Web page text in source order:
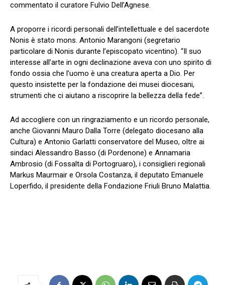
commentato il curatore Fulvio Dell’Agnese.
A proporre i ricordi personali dell’intellettuale e del sacerdote
Nonis è stato mons. Antonio Marangoni (segretario
particolare di Nonis durante l’episcopato vicentino). “Il suo
interesse all’arte in ogni declinazione aveva con uno spirito di
fondo ossia che l’uomo è una creatura aperta a Dio. Per
questo insistette per la fondazione dei musei diocesani,
strumenti che ci aiutano a riscoprire la bellezza della fede”.
Ad accogliere con un ringraziamento e un ricordo personale,
anche Giovanni Mauro Dalla Torre (delegato diocesano alla
Cultura) e Antonio Garlatti conservatore del Museo, oltre ai
sindaci Alessandro Basso (di Pordenone) e Annamaria
Ambrosio (di Fossalta di Portogruaro), i consiglieri regionali
Markus Maurmair e Orsola Costanza, il deputato Emanuele
Loperfido, il presidente della Fondazione Friuli Bruno Malattia.